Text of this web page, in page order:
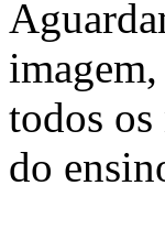
todos
do